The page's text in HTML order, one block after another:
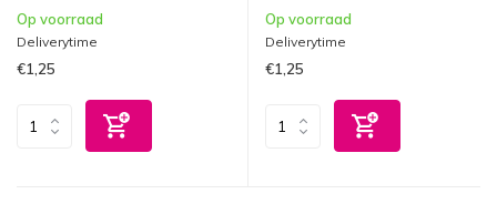
Op voorraad
Deliverytime
€1,25
Op voorraad
Deliverytime
€1,25